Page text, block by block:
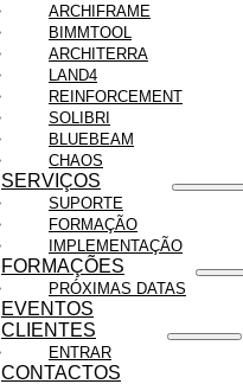
ARCHIFRAME
BIMMTOOL
ARCHITERRA
LAND4
REINFORCEMENT
SOLIBRI
BLUEBEAM
CHAOS
SERVIÇOS
SUPORTE
FORMAÇÃO
IMPLEMENTAÇÃO
FORMAÇÕES
PRÓXIMAS DATAS
EVENTOS
CLIENTES
ENTRAR
CONTACTOS